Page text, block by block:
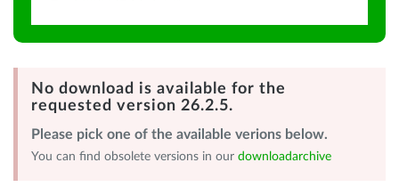
No download is available for the
requested version 26.2.5.
Please pick one of the available verions below.
You can find obsolete versions in our downloadarchive